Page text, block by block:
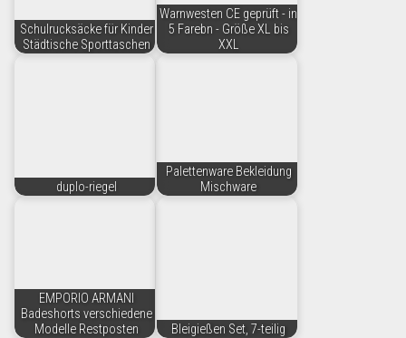
Schulrucksäcke für Kinder
Städtische Sporttaschen
Warnwesten CE geprüft - in
5 Farebn - Größe XL bis
XXL
duplo-riegel
Palettenware Bekleidung
Mischware
EMPORIO ARMANI
Badeshorts verschiedene
Modelle Restposten
Bleigießen Set, 7-teilig